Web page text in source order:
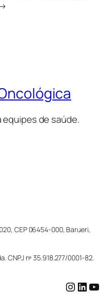
equipes de saúde.
CEP 06454-000, Barueri,
CNPJ nº 35.918.277/0001-82.